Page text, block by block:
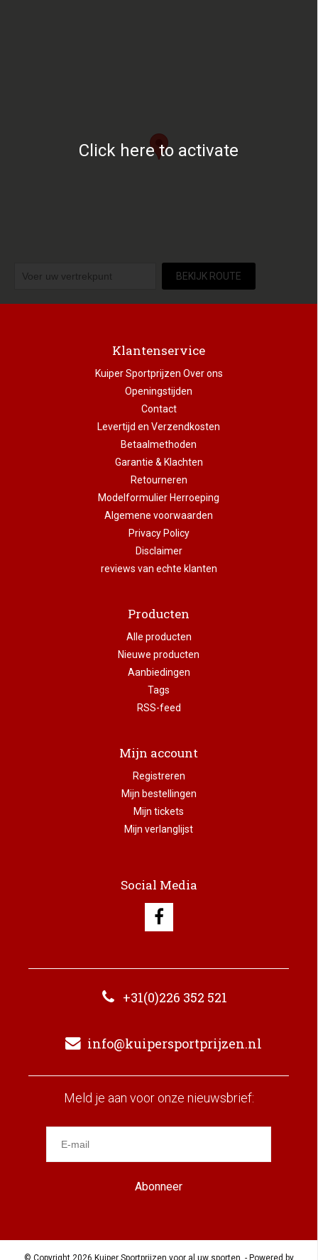
Click here to activate
BEKIJK ROUTE
Klantenservice
Kuiper Sportprijzen Over ons
Openingstijden
Contact
Levertijd en Verzendkosten
Betaalmethoden
Garantie & Klachten
Retourneren
Modelformulier Herroeping
Algemene voorwaarden
Privacy Policy
Disclaimer
reviews van echte klanten
Producten
Alle producten
Nieuwe producten
Aanbiedingen
Tags
RSS-feed
Mijn account
Registreren
Mijn bestellingen
Mijn tickets
Mijn verlanglijst
Social Media
+31(0)226 352 521
info@kuipersportprijzen.nl
Meld je aan voor onze nieuwsbrief:
Abonneer
© Copyright 2026 Kuiper Sportprijzen voor al uw sporten. - Powered by